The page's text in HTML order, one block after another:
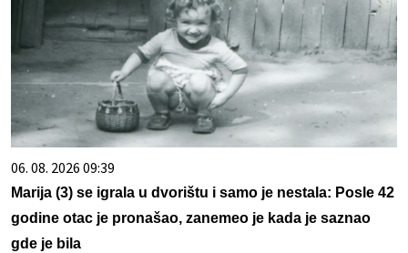
06. 08. 2026 09:39
Marija (3) se igrala u dvorištu i samo je nestala: Posle 42
godine otac je pronašao, zanemeo je kada je saznao
gde je bila